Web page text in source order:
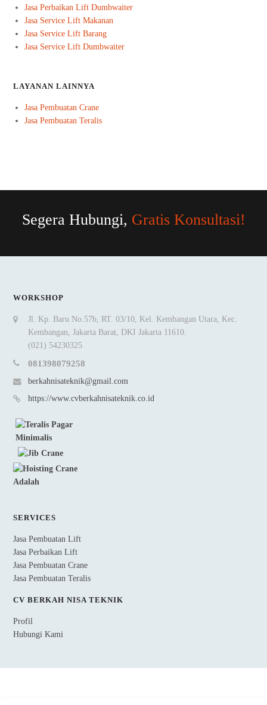
Jasa Perbaikan Lift Dumbwaiter
Jasa Service Lift Makanan
Jasa Service Lift Barang
Jasa Service Lift Dumbwaiter
LAYANAN LAINNYA
Jasa Pembuatan Crane
Jasa Pembuatan Teralis
Segera Hubungi, Gratis Konsultasi!
WORKSHOP
Jl. Kp. Baru No.57b, RT. 03/10, Kel. Kembangan Utara, Kec.
Kembangan, Jakarta Barat, DKI Jakarta 11610.
(021) 54230325
081398079258
berkahnisateknik@gmail.com
https://www.cvberkahnisateknik.co.id
SERVICES
Jasa Pembuatan Lift
Jasa Perbaikan Lift
Jasa Pembuatan Crane
Jasa Pembuatan Teralis
CV BERKAH NISA TEKNIK
Profil
Hubungi Kami